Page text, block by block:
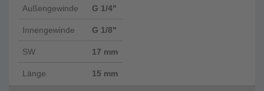
Außengewinde G 1/4"
Innengewinde G 1/8"
SW 17 mm
Länge 15 mm